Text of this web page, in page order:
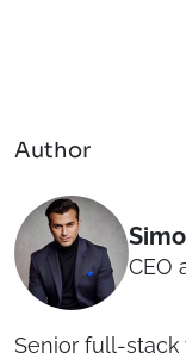
Author
CEO
Senior full-stack